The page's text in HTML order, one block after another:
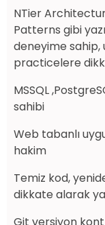
NTier
Patterns gibi
deneyime
practicelere
MSSQL
sahibi
Web tabanlı
hakim
Temiz kod,
dikkate alarak
Git versiyon